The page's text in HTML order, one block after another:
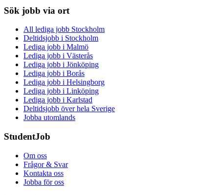
Sök jobb via ort
All lediga jobb Stockholm
Deltidsjobb i Stockholm
Lediga jobb i Malmö
Lediga jobb i Västerås
Lediga jobb i Jönköping
Lediga jobb i Borås
Lediga jobb i Helsingborg
Lediga jobb i Linköping
Lediga jobb i Karlstad
Deltidsjobb över hela Sverige
Jobba utomlands
StudentJob
Om oss
Frågor & Svar
Kontakta oss
Jobba för oss